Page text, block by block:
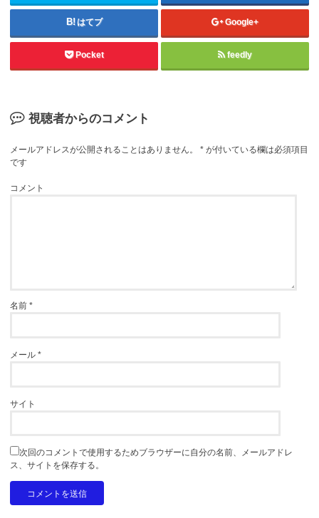
はてブ Google+
Pocket feedly
視聴者からのコメント
メールアドレスが公開されることはありません。 * が付いている欄は必須項目
です
コメント
名前*
メール*
サイト
次回のコメントで使用するためブラウザーに自分の名前、メールアドレ
ス、サイトを保存する。